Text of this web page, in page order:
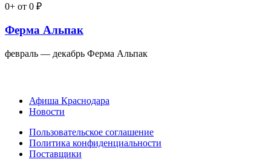
0+ от 0 ₽
Ферма Альпак
февраль — декабрь Ферма Альпак
Афиша Краснодара
Новости
Пользовательское соглашение
Политика конфиденциальности
Поставщики